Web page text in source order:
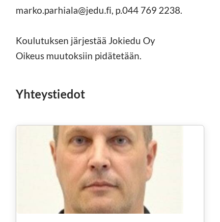
marko.parhiala@jedu.fi, p.044 769 2238.
Koulutuksen järjestää Jokiedu Oy
Oikeus muutoksiin pidätetään.
Yhteystiedot